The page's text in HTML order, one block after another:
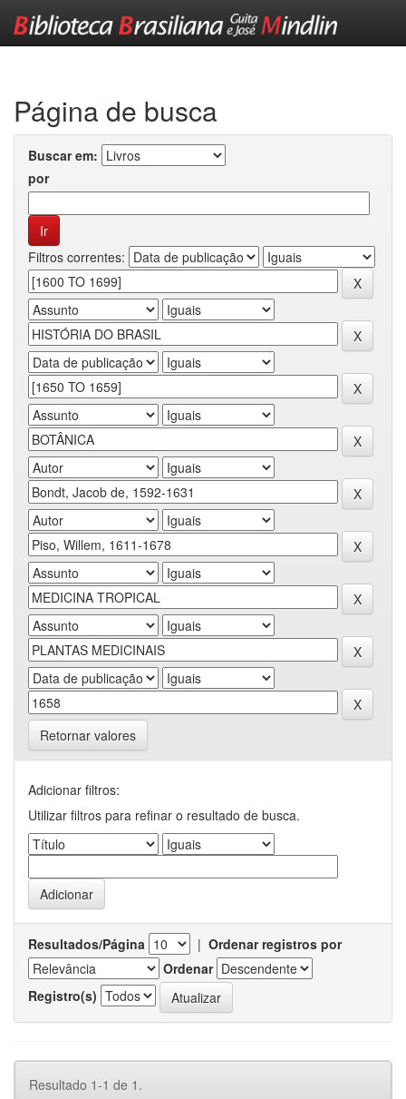
Página de busca
Buscar em:
por
Filtros correntes:
Retornar valores
Adicionar filtros:
Utilizar filtros para refinar o resultado de busca.
Resultados/Página | Ordenar registros por
Ordenar
Registro(s)
Resultado 1-1 de 1.